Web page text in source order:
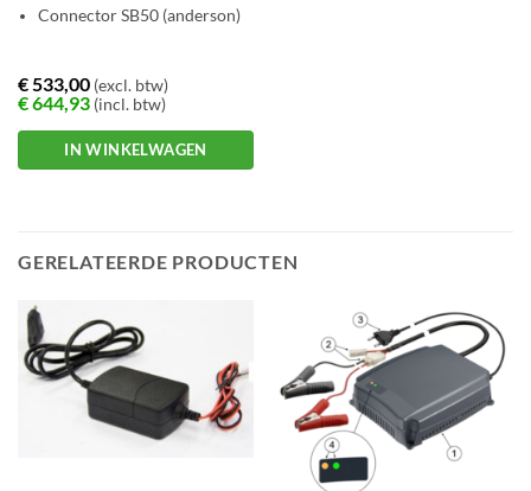
Connector SB50 (anderson)
€533,00(excl. btw)
€644,93(incl. btw)
IN WINKELWAGEN
GERELATEERDE PRODUCTEN